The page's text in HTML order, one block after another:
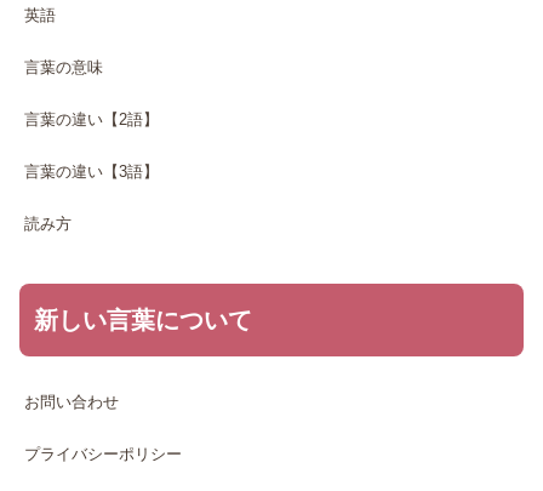
英語
言葉の意味
言葉の違い【2語】
言葉の違い【3語】
読み方
新しい言葉について
お問い合わせ
プライバシーポリシー